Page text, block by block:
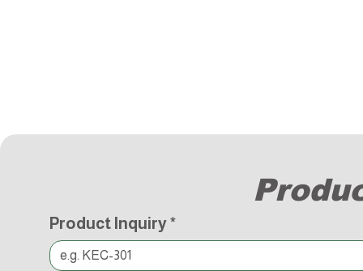
Product Inquiry*